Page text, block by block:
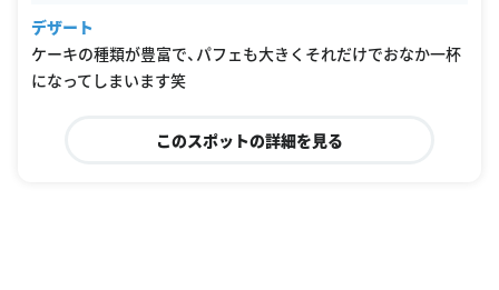
デザート
ケーキの種類が豊富で、パフェも大きくそれだけでおなか一杯
になってしまいます笑
このスポットの詳細を見る